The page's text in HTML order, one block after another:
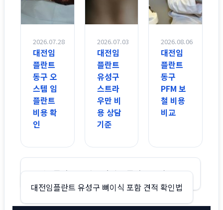
2026.07.28
대전임
플란트
동구 오
스템 임
플란트
비용 확
인
2026.07.03
대전임
플란트
유성구
스트라
우만 비
용 상담
기준
2026.08.06
대전임
플란트
동구
PFM 보
철 비용
비교
글
탐
대전임플란트 유성구 앞니 임플란트 상담 포인트
대전임플란트 유성구 뼈이식 포함 견적 확인법